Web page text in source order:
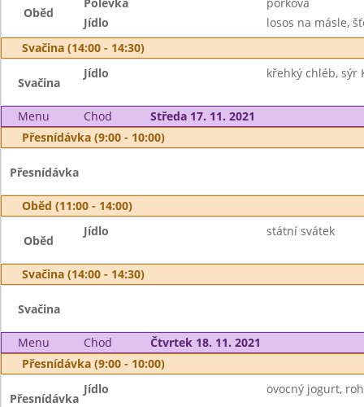
Oběd
Jídlo
losos na másle,
Svačina (14:00 - 14:30)
Svačina
Jídlo křehký chléb, sýr
Menu Chod
Středa 17. 11. 2021
Přesnídávka (9:00 - 10:00)
Přesnídávka
Oběd (11:00 - 14:00)
Oběd
Jídlo státní svátek
Svačina (14:00 - 14:30)
Svačina
Menu Chod
Čtvrtek 18. 11. 2021
Přesnídávka (9:00 - 10:00)
Přesnídávka
Jídlo ovocný jogurt,